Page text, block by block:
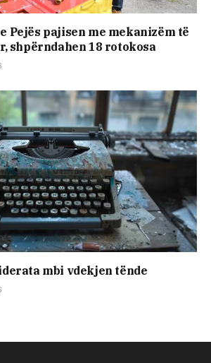
Pejës pajisen me mekanizëm të
shpërndahen 18 rotokosa
mbi vdekjen tënde